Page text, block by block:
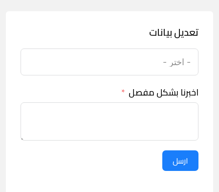
تعديل بيانات
اخبرنا بشكل مفصل
ارسل